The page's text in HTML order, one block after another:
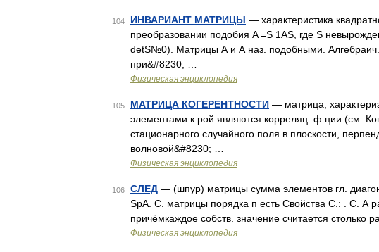
104 ИНВАРИАНТ МАТРИЦЫ — характеристика
преобразовании подобия A =S 1AS, где S
detS№0). Матрицы А и А наз. подобными.
при&#8230; …
Физическая энциклопедия
105 МАТРИЦА КОГЕРЕНТНОСТИ — матрица,
элементами к рой являются корреляц. ф ции (см.
стационарного случайного поля в плоскости,
волновой&#8230; …
Физическая энциклопедия
106 СЛЕД — (шпур) матрицы сумма элементов гл.
SpA. С. матрицы порядка п есть Свойства С.: . С. А
причёмкаждое собств. значение считается столько
Физическая энциклопедия